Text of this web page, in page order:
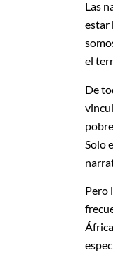
Las
estar
el
De
Solo
Pero